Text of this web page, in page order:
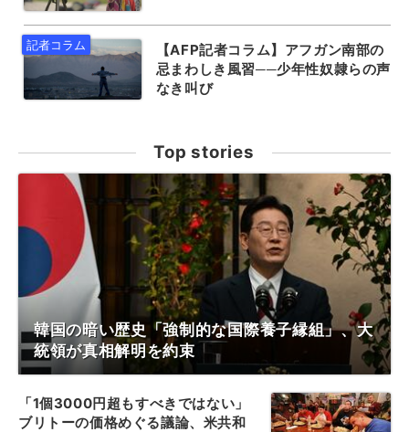
【AFP記者コラム】アフガン南部の
忌まわしき風習──少年性奴隷らの声
なき叫び
Top stories
韓国の暗い歴史「強制的な国際養子縁組」、大
統領が真相解明を約束
「1個3000円超もすべきではない」
ブリトーの価格めぐる議論、米共和